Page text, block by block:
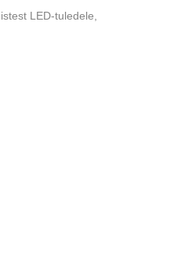
LED-tuledele,